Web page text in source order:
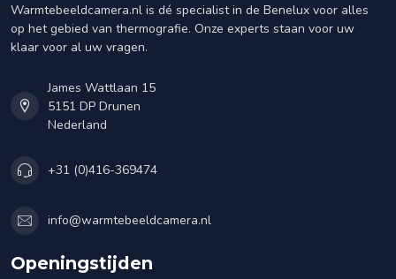
Warmtebeeldcamera.nl is dé specialist in de Benelux voor alles
op het gebied van thermografie. Onze experts staan voor uw
klaar voor al uw vragen.
James Wattlaan 15
5151 DP Drunen
Nederland
+31 (0)416-369474
info@warmtebeeldcamera.nl
Openingstijden